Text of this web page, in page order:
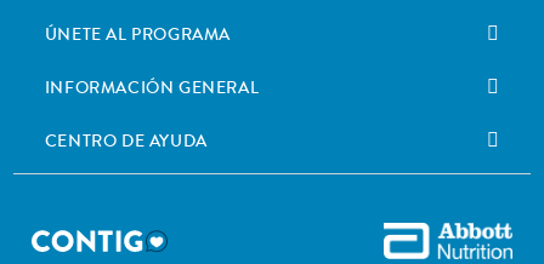
ÚNETE AL PROGRAMA
INFORMACIÓN GENERAL
CENTRO DE AYUDA